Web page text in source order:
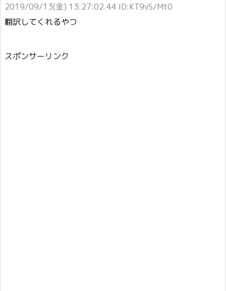
2019/09/13(金) 13:27:02.44 ID:KT9vS/Mt0
翻訳してくれるやつ
スポンサーリンク